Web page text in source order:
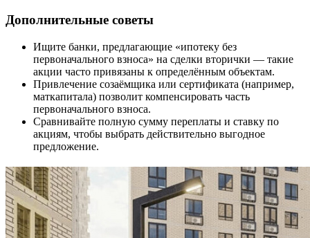
Дополнительные советы
Ищите банки, предлагающие «ипотеку без
первоначального взноса» на сделки вторички — такие
акции часто привязаны к определённым объектам.
Привлечение созаёмщика или сертификата (например,
маткапитала) позволит компенсировать часть
первоначального взноса.
Сравнивайте полную сумму переплаты и ставку по
акциям, чтобы выбрать действительно выгодное
предложение.